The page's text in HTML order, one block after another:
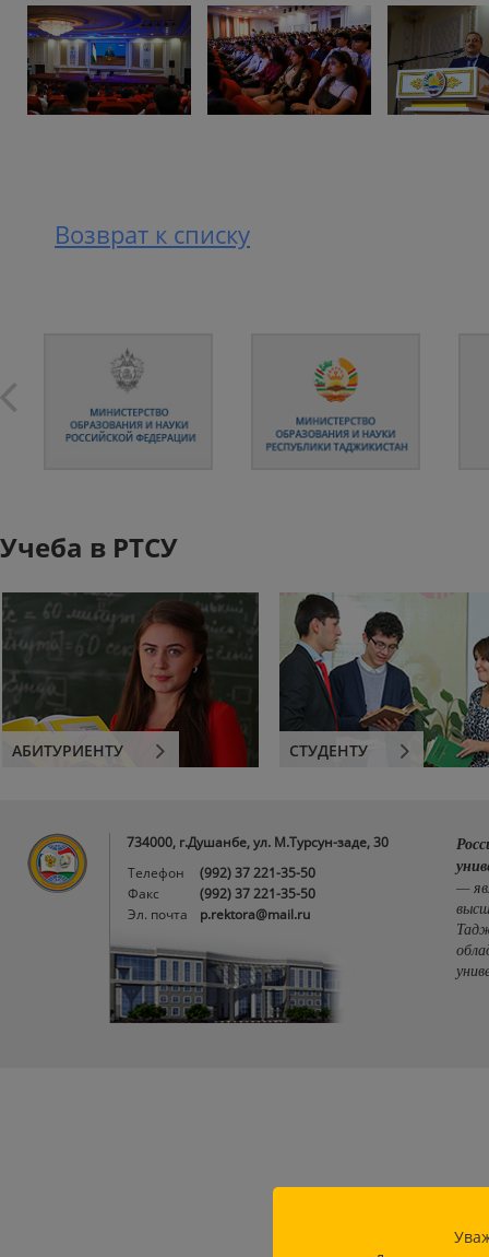
Возврат к списку
Учеба в РТСУ
АБИТУРИЕНТУ СТУДЕНТУ
734000, г.Душанбе, ул. М.Турсун-заде, 30
Телефон
(992) 37 221-35-50
Факс
(992) 37 221-35-50
Эл. почта
p.rektora@mail.ru
—